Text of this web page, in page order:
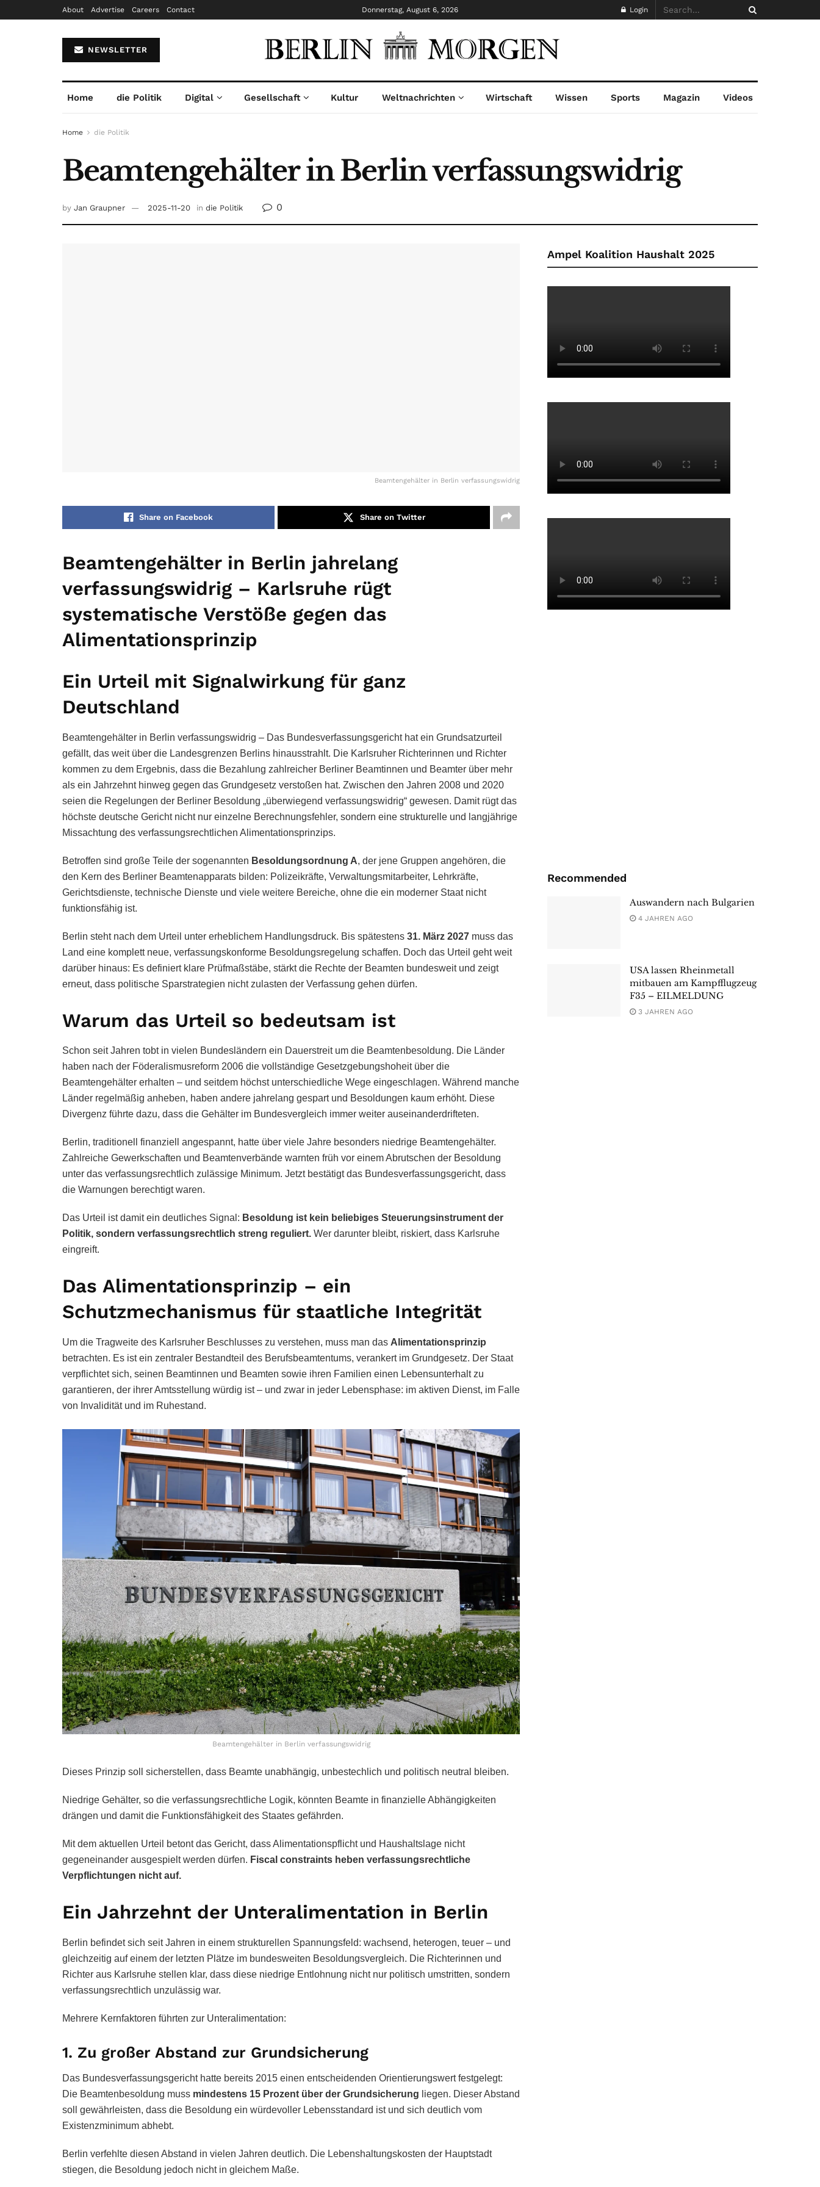
About Advertise Careers Contact Donnerstag, August 6, 2026 Login
NEWSLETTER
Home die Politik Digital Gesellschaft Kultur Weltnachrichten Wirtschaft Wissen Sports Magazin Videos
Home die Politik
Beamtengehälter in Berlin verfassungswidrig
by Jan Graupner 2025-11-20 in die Politik 0
Beamtengehälter in Berlin verfassungswidrig
Share on Facebook Share on Twitter
Beamtengehälter in Berlin jahrelang
verfassungswidrig – Karlsruhe rügt
systematische Verstöße gegen das
Alimentationsprinzip
Ein Urteil mit Signalwirkung für ganz
Deutschland
Beamtengehälter in Berlin verfassungswidrig – Das Bundesverfassungsgericht hat ein Grundsatzurteil
gefällt, das weit über die Landesgrenzen Berlins hinausstrahlt. Die Karlsruher Richterinnen und Richter
kommen zu dem Ergebnis, dass die Bezahlung zahlreicher Berliner Beamtinnen und Beamter über mehr
als ein Jahrzehnt hinweg gegen das Grundgesetz verstoßen hat. Zwischen den Jahren 2008 und 2020
seien die Regelungen der Berliner Besoldung „überwiegend verfassungswidrig“ gewesen. Damit rügt das
höchste deutsche Gericht nicht nur einzelne Berechnungsfehler, sondern eine strukturelle und langjährige
Missachtung des verfassungsrechtlichen Alimentationsprinzips.
Betroffen sind große Teile der sogenannten Besoldungsordnung A, der jene Gruppen angehören, die
den Kern des Berliner Beamtenapparats bilden: Polizeikräfte, Verwaltungsmitarbeiter, Lehrkräfte,
Gerichtsdienste, technische Dienste und viele weitere Bereiche, ohne die ein moderner Staat nicht
funktionsfähig ist.
Berlin steht nach dem Urteil unter erheblichem Handlungsdruck. Bis spätestens 31. März 2027 muss das
Land eine komplett neue, verfassungskonforme Besoldungsregelung schaffen. Doch das Urteil geht weit
darüber hinaus: Es definiert klare Prüfmaßstäbe, stärkt die Rechte der Beamten bundesweit und zeigt
erneut, dass politische Sparstrategien nicht zulasten der Verfassung gehen dürfen.
Warum das Urteil so bedeutsam ist
Schon seit Jahren tobt in vielen Bundesländern ein Dauerstreit um die Beamtenbesoldung. Die Länder
haben nach der Föderalismusreform 2006 die vollständige Gesetzgebungshoheit über die
Beamtengehälter erhalten – und seitdem höchst unterschiedliche Wege eingeschlagen. Während manche
Länder regelmäßig anheben, haben andere jahrelang gespart und Besoldungen kaum erhöht. Diese
Divergenz führte dazu, dass die Gehälter im Bundesvergleich immer weiter auseinanderdrifteten.
Berlin, traditionell finanziell angespannt, hatte über viele Jahre besonders niedrige Beamtengehälter.
Zahlreiche Gewerkschaften und Beamtenverbände warnten früh vor einem Abrutschen der Besoldung
unter das verfassungsrechtlich zulässige Minimum. Jetzt bestätigt das Bundesverfassungsgericht, dass
die Warnungen berechtigt waren.
Das Urteil ist damit ein deutliches Signal: Besoldung ist kein beliebiges Steuerungsinstrument der
Politik, sondern verfassungsrechtlich streng reguliert. Wer darunter bleibt, riskiert, dass Karlsruhe
eingreift.
Das Alimentationsprinzip – ein
Schutzmechanismus für staatliche Integrität
Um die Tragweite des Karlsruher Beschlusses zu verstehen, muss man das Alimentationsprinzip
betrachten. Es ist ein zentraler Bestandteil des Berufsbeamtentums, verankert im Grundgesetz. Der Staat
verpflichtet sich, seinen Beamtinnen und Beamten sowie ihren Familien einen Lebensunterhalt zu
garantieren, der ihrer Amtsstellung würdig ist – und zwar in jeder Lebensphase: im aktiven Dienst, im Falle
von Invalidität und im Ruhestand.
Beamtengehälter in Berlin verfassungswidrig
Dieses Prinzip soll sicherstellen, dass Beamte unabhängig, unbestechlich und politisch neutral bleiben.
Niedrige Gehälter, so die verfassungsrechtliche Logik, könnten Beamte in finanzielle Abhängigkeiten
drängen und damit die Funktionsfähigkeit des Staates gefährden.
Mit dem aktuellen Urteil betont das Gericht, dass Alimentationspflicht und Haushaltslage nicht
gegeneinander ausgespielt werden dürfen. Fiscal constraints heben verfassungsrechtliche
Verpflichtungen nicht auf.
Ein Jahrzehnt der Unteralimentation in Berlin
Berlin befindet sich seit Jahren in einem strukturellen Spannungsfeld: wachsend, heterogen, teuer – und
gleichzeitig auf einem der letzten Plätze im bundesweiten Besoldungsvergleich. Die Richterinnen und
Richter aus Karlsruhe stellen klar, dass diese niedrige Entlohnung nicht nur politisch umstritten, sondern
verfassungsrechtlich unzulässig war.
Mehrere Kernfaktoren führten zur Unteralimentation:
1. Zu großer Abstand zur Grundsicherung
Das Bundesverfassungsgericht hatte bereits 2015 einen entscheidenden Orientierungswert festgelegt:
Die Beamtenbesoldung muss mindestens 15 Prozent über der Grundsicherung liegen. Dieser Abstand
soll gewährleisten, dass die Besoldung ein würdevoller Lebensstandard ist und sich deutlich vom
Existenzminimum abhebt.
Berlin verfehlte diesen Abstand in vielen Jahren deutlich. Die Lebenshaltungskosten der Hauptstadt
stiegen, die Besoldung jedoch nicht in gleichem Maße.
Ampel Koalition Haushalt 2025
Recommended
Auswandern nach Bulgarien
4 JAHREN AGO
USA lassen Rheinmetall
mitbauen am Kampfflugzeug
F35 – EILMELDUNG
3 JAHREN AGO